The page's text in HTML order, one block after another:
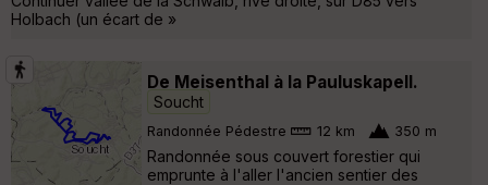
Holbach (un écart de »
De Meisenthal à la Pauluskapell.
Soucht
Randonnée Pédestre 12 km 350 m
Randonnée sous couvert forestier qui
emprunte à l'aller l'ancien sentier des